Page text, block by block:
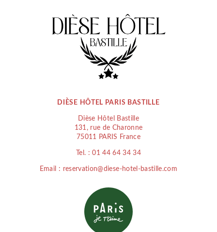
DIÈSE HÔTEL PARIS BASTILLE
Dièse Hôtel Bastille
131, rue de Charonne
75011 PARIS France
Tel. :01 44 64 34 34
Email : reservation@diese-hotel-bastille.com